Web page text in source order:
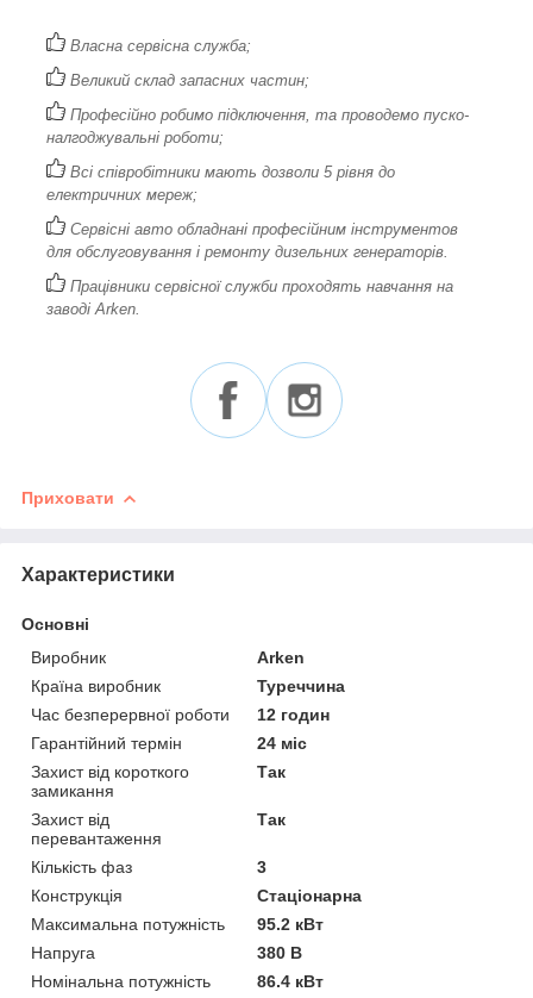
Власна сервісна служба;
Великий склад запасних частин;
Професійно робимо підключення, та проводемо пуско-
налгоджувальні роботи;
Всі співробітники мають дозволи 5 рівня до
електричних мереж;
Сервісні авто обладнані професійним інструментов
для обслуговування і ремонту дизельних генераторів.
Працівники сервісної служби проходять навчання на
заводі Arken.
Приховати
Характеристики
Основні
Виробник
Arken
Країна виробник
Туреччина
Час безперервної роботи
12 годин
Гарантійний термін
24 міс
Захист від короткого
замикання
Так
Захист від
перевантаження
Так
Кількість фаз
3
Конструкція
Стаціонарна
Максимальна потужність
95.2 кВт
Напруга
380 В
Номінальна потужність
86.4 кВт